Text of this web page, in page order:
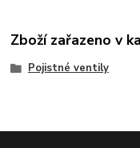
Zboží zařazeno v
Pojistné ventily